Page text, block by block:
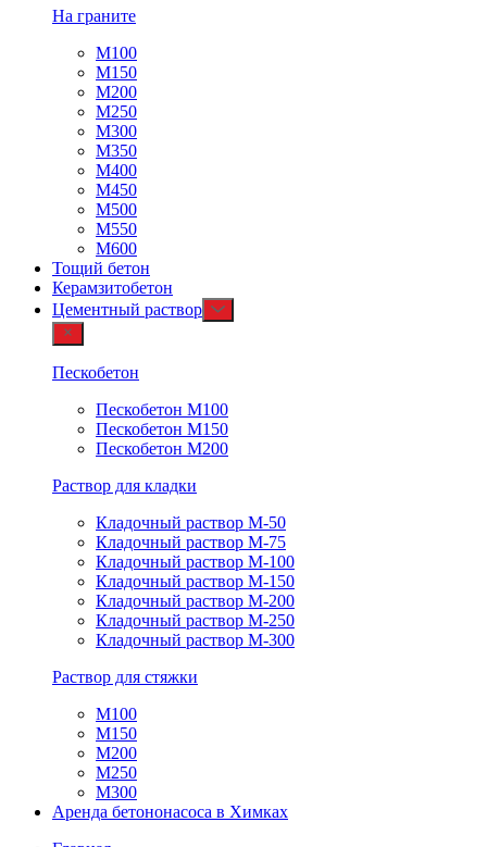
На граните
М100
М150
М200
М250
М300
М350
М400
М450
М500
М550
М600
Тощий бетон
Керамзитобетон
Цементный раствор
Пескобетон
Пескобетон М100
Пескобетон М150
Пескобетон М200
Раствор для кладки
Кладочный раствор М-50
Кладочный раствор М-75
Кладочный раствор М-100
Кладочный раствор М-150
Кладочный раствор М-200
Кладочный раствор М-250
Кладочный раствор М-300
Раствор для стяжки
М100
М150
М200
М250
М300
Аренда бетононасоса в Химках